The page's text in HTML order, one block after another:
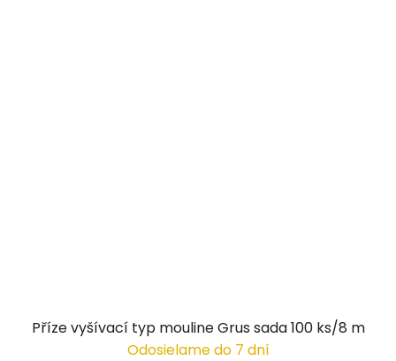
Příze vyšívací typ mouline Grus sada 100 ks/8 m
Odosielame do 7 dní